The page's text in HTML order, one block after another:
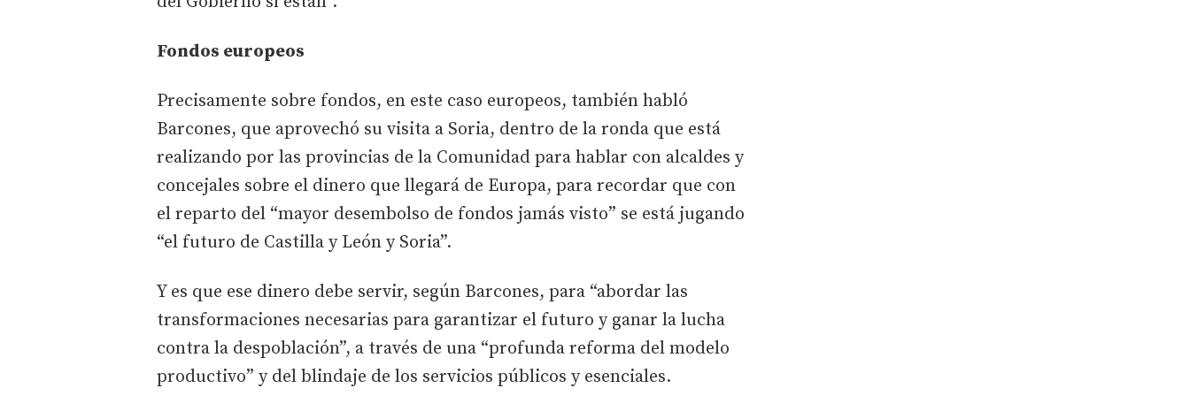
Fondos europeos
Precisamente sobre fondos, en este caso europeos, también habló
Barcones, que aprovechó su visita a Soria, dentro de la ronda que está
realizando por las provincias de la Comunidad para hablar con alcaldes y
concejales sobre el dinero que llegará de Europa, para recordar que con
el reparto del “mayor desembolso de fondos jamás visto” se está jugando
“el futuro de Castilla y León y Soria”.
Y es que ese dinero debe servir, según Barcones, para “abordar las
transformaciones necesarias para garantizar el futuro y ganar la lucha
contra la despoblación”, a través de una “profunda reforma del modelo
productivo” y del blindaje de los servicios públicos y esenciales.